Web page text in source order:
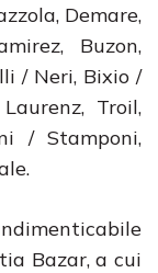
Demare,
Buzon,
/ Neri, Bixio /
Troil,
/ Stamponi,
Bazar, a cui